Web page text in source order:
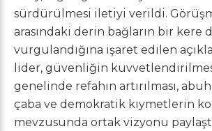
sürdürülmesi iletiyi verildi.
arasındaki derin bağların bir kere
vurgulandığına işaret edilen
lider, güvenliğin
genelinde refahın artırılması,
çaba ve demokratik kıymetlerin
mevzusunda ortak vizyonu